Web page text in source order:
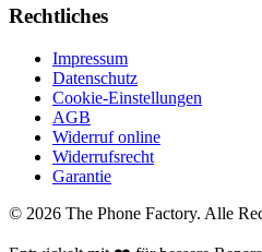
Rechtliches
Impressum
Datenschutz
Cookie-Einstellungen
AGB
Widerruf online
Widerrufsrecht
Garantie
© 2026 The Phone Factory. Alle